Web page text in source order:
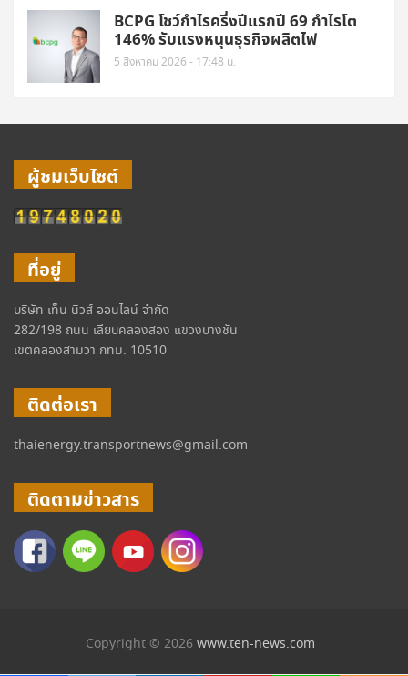
BCPG โชว์กำไรครึ่งปีแรกปี 69 กำไรโต
146% รับแรงหนุนธุรกิจผลิตไฟ
5 สิงหาคม 2026 - 17:48 น.
ผู้ชมเว็บไซต์
ที่อยู่
บริษัท เท็น นิวส์ ออนไลน์ จำกัด
282/198 ถนน เลียบคลองสอง แขวงบางชัน
เขตคลองสามวา กทม. 10510
ติดต่อเรา
thaienergy.transportnews@gmail.com
ติดตามข่าวสาร
Copyright © 2026 www.ten-news.com